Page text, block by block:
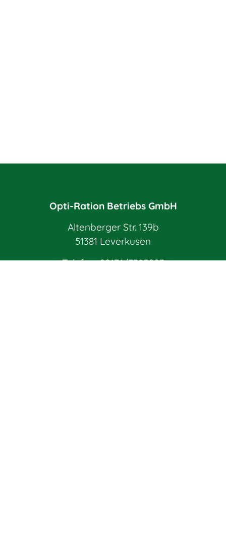
Opti-Ration Betriebs GmbH
Altenberger Str. 139b
51381 Leverkusen
Telefon:02171/7385003